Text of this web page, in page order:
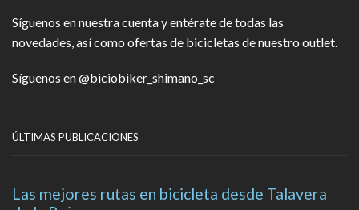
Síguenos en nuestra cuenta y entérate de todas las
novedades, así como ofertas de bicicletas de nuestro outlet.
Síguenos en@biciobiker_shimano_sc
ÚLTIMAS PUBLICACIONES
Las mejores rutas en bicicleta desde Talavera